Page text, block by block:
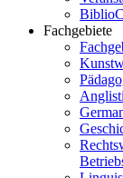
Fachgebiete